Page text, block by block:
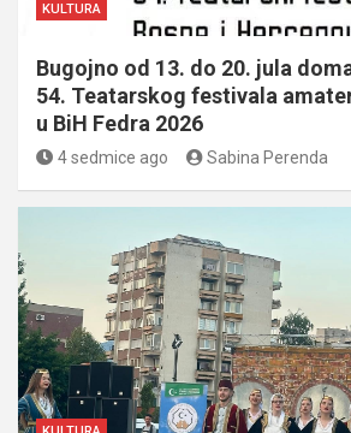
KULTURA
Bugojno od 13. do 20. jula
54. Teatarskog festivala
u BiH Fedra 2026
4 sedmice ago Sabina Perenda